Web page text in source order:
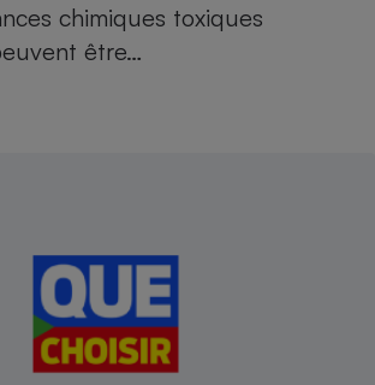
chimiques toxiques
être…